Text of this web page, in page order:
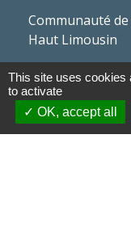
Communauté
Haut Limousin
Le tourisme en
Conservatoire
naturels en
This site uses cookies
to activate
OK, accept all